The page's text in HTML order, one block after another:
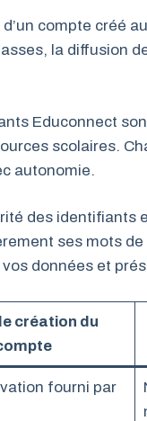
compte créé
la diffusion
Educonnect
scolaires.
autonomie.
des
ses mots
données et
création du
fourni par